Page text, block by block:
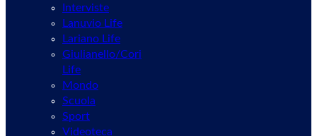
Interviste
Lanuvio Life
Lariano Life
Giulianello/Cori
Life
Mondo
Scuola
Sport
Videoteca